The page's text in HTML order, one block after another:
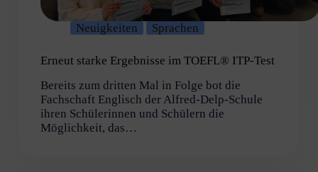
Neuigkeiten Sprachen
Erneut starke Ergebnisse im TOEFL® ITP-Test
Bereits zum dritten Mal in Folge bot die
Fachschaft Englisch der Alfred-Delp-Schule
ihren Schülerinnen und Schülern die
Möglichkeit, das…